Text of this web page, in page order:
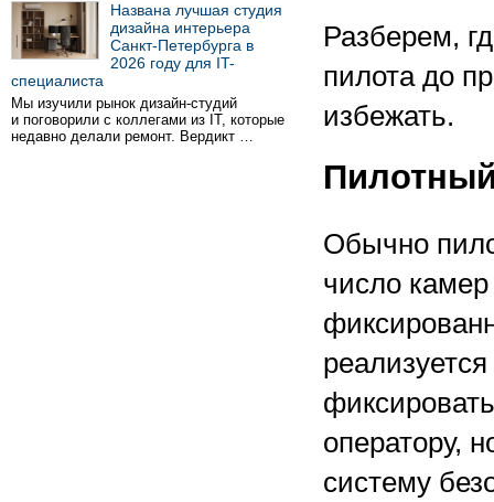
Названа лучшая студия
дизайна интерьера
Санкт-Петербурга в
2026 году для IT-
специалиста
Мы изучили рынок дизайн-студий
и поговорили с коллегами из IT, которые
недавно делали ремонт. Вердикт …
Разберем,
пилота до
избежать.
Обычно
число
оператору,
систему